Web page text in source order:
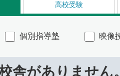
高校受験
個別指導塾 映像
舎がありません。